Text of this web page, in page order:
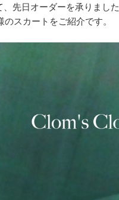
、先日オーダーを承りました
のスカートをご紹介です。